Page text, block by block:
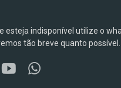
esteja indisponível utilize o
tão breve quanto possível.